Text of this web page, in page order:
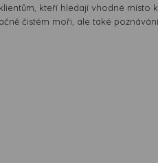
kteří hledají vhodné místo
čistém moři, ale také